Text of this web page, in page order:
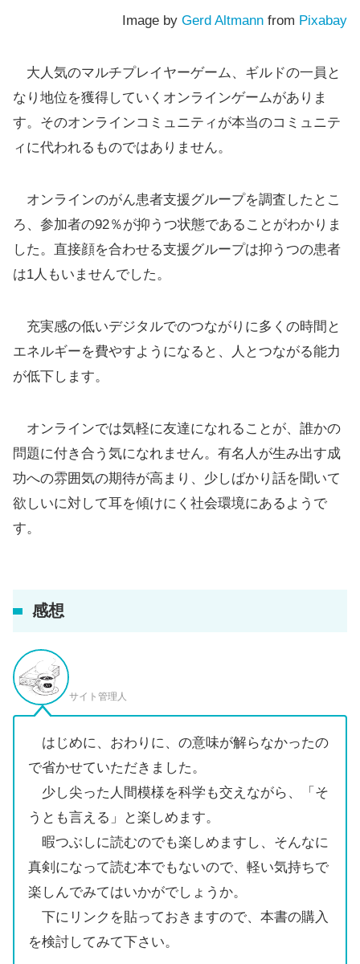
Image by Gerd Altmann from Pixabay
大人気のマルチプレイヤーゲーム、ギルドの一員と
なり地位を獲得していくオンラインゲームがありま
す。そのオンラインコミュニティが本当のコミュニテ
ィに代われるものではありません。
オンラインのがん患者支援グループを調査したとこ
ろ、参加者の92％が抑うつ状態であることがわかりま
した。直接顔を合わせる支援グループは抑うつの患者
は1人もいませんでした。
充実感の低いデジタルでのつながりに多くの時間と
エネルギーを費やすようになると、人とつながる能力
が低下します。
オンラインでは気軽に友達になれることが、誰かの
問題に付き合う気になれません。有名人が生み出す成
功への雰囲気の期待が高まり、少しばかり話を聞いて
欲しいに対して耳を傾けにく社会環境にあるようで
す。
感想
サイト管理人
はじめに、おわりに、の意味が解らなかったの
で省かせていただきました。
少し尖った人間模様を科学も交えながら、「そ
うとも言える」と楽しめます。
暇つぶしに読むのでも楽しめますし、そんなに
真剣になって読む本でもないので、軽い気持ちで
楽しんでみてはいかがでしょうか。
下にリンクを貼っておきますので、本書の購入
を検討してみて下さい。